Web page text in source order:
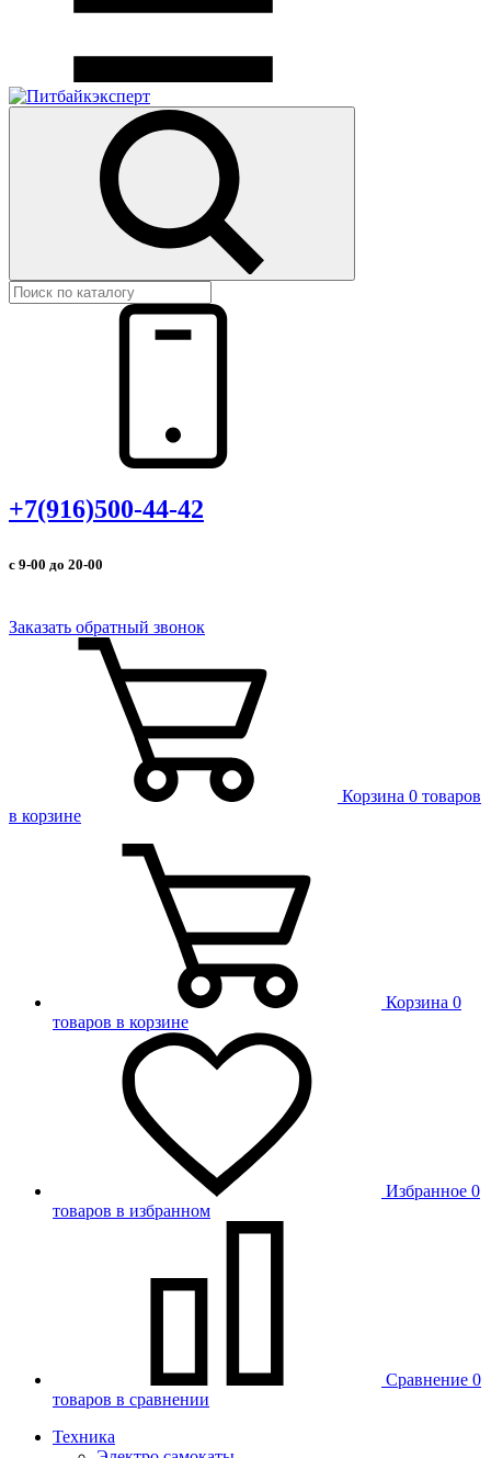
+7(916)500-44-42
с 9-00 до 20-00
Заказать обратный звонок
Корзина 0 товаров
в корзине
Корзина 0
товаров в корзине
Избранное 0
товаров в избранном
Сравнение 0
товаров в сравнении
Техника